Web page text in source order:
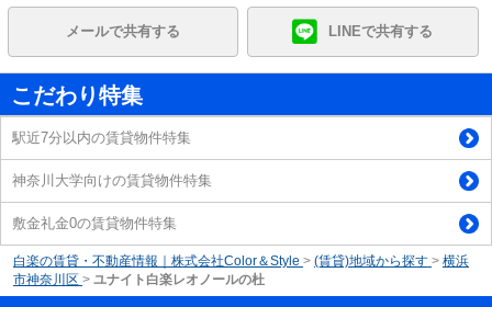
メールで共有する LINEで共有する
こだわり特集
駅近7分以内の賃貸物件特集
神奈川大学向けの賃貸物件特集
敷金礼金0の賃貸物件特集
白楽の賃貸・不動産情報｜株式会社Color＆Style > (賃貸)地域から探す > 横浜
市神奈川区 > ユナイト白楽レオノールの杜